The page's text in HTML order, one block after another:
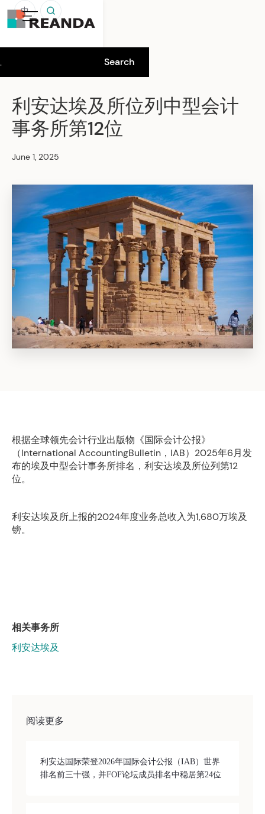
中
利安达埃及所位列中型会计
事务所第12位
June 1, 2025
根据全球领先会计行业出版物《国际会计公报》
（International AccountingBulletin，IAB）2025年6月发
布的埃及中型会计事务所排名，利安达埃及所位列第12
位。
利安达埃及所上报的2024年度业务总收入为1,680万埃及
镑。
相关事务所
利安达埃及
阅读更多
利安达国际荣登2026年国际会计公报（IAB）世界
排名前三十强，并FOF论坛成员排名中稳居第24位